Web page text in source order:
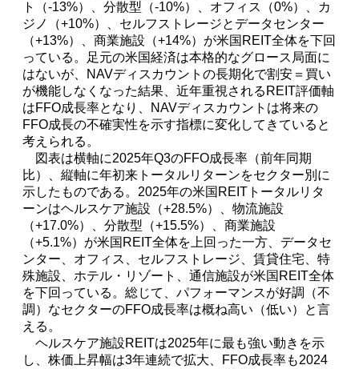
ト（-13%）、分散型（-10%）、オフィス（0%）、カ
ジノ（+10%）、セルフストレージとデータセンター
（+13%）、商業施設（+14%）が米国REIT全体を下回
っている。足元の米国経済は本格的なグロース局面に
はないが、NAVディスカウントの長期化で割安＝買い
が機能しなくなった結果、近年重視されるREIT評価軸
はFFO成長率となり、NAVディスカウントは将来の
FFO成長の不確実性を示す指標に変化してきていると
考えられる。
図表は横軸に2025年Q3のFFO成長率（前年同期
比）、縦軸に年初来トータルリターンをセクター別に
示したものである。2025年の米国REITトータルリタ
ーンはヘルスケア施設（+28.5%）、物流施設
（+17.0%）、分散型（+15.5%）、商業施設
（+5.1%）が米国REIT全体を上回った一方、データセ
ンター、オフィス、セルフストレージ、賃貸住宅、特
殊施設、ホテル・リゾート、通信施設が米国REIT全体
を下回っている。総じて、パフォーマンスが好調（不
調）なセクターのFFO成長率は概ね高い（低い）と言
える。
ヘルスケア施設REITは2025年に最も強い動きを示
し、株価上昇幅は3年連続で拡大、FFO成長率も2024